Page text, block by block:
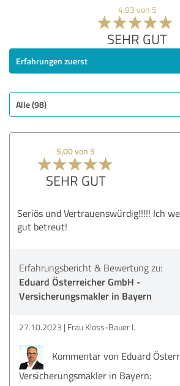
4,93 von 5
SEHR GUT
Erfahrungen zuerst
Alle (98)
5,00 von 5
SEHR GUT
Seriös und Vertrauenswürdig!!!!! Ich
gut betreut!
Erfahrungsbericht & Bewertung zu:
Eduard Österreicher GmbH -
Versicherungsmakler in Bayern
27.10.2023 Frau Kloss-Bauer I.
Kommentar von Eduard
Versicherungsmakler in Bayern: